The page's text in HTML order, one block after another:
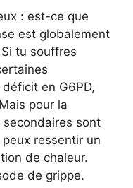
: est-ce que
est globalement
tu souffres
en G6PD,
pour la
sont
ressentir un
de chaleur.
de grippe.